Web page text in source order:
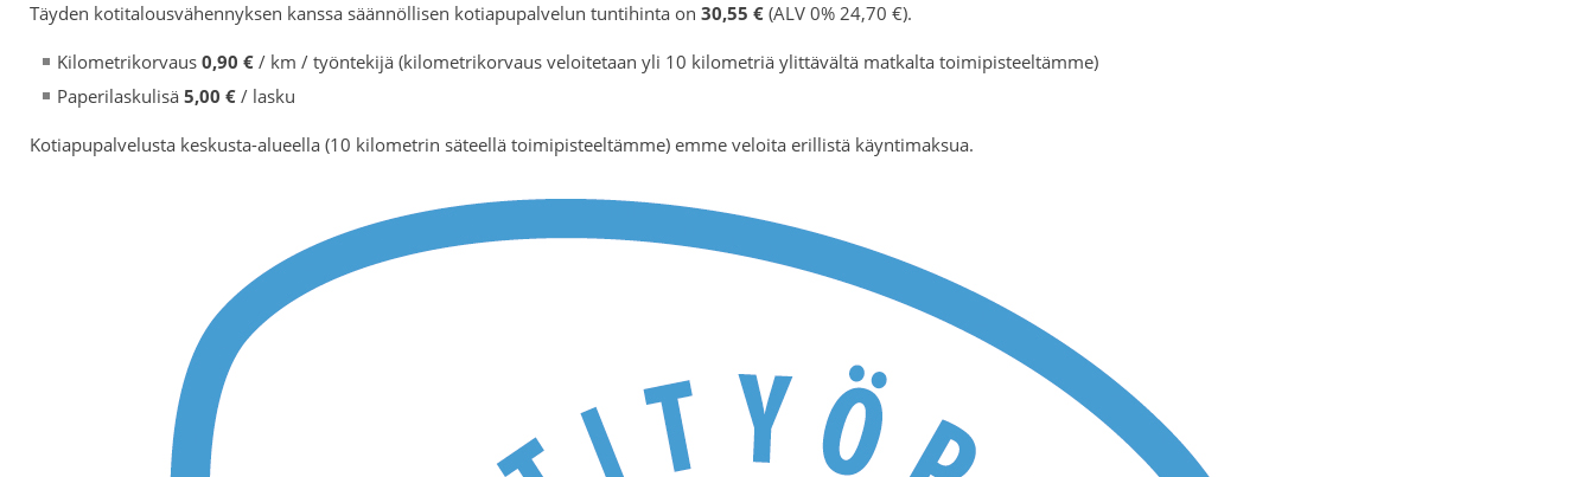
Täyden kotitalousvähennyksen kanssa säännöllisen kotiapupalvelun tuntihinta on 30,55 € (ALV 0% 24,70 €).
Kilometrikorvaus 0,90 € / km / työntekijä (kilometrikorvaus veloitetaan yli 10 kilometriä ylittävältä matkalta toimipisteeltämme)
Paperilaskulisä 5,00 € / lasku
Kotiapupalvelusta keskusta-alueella (10 kilometrin säteellä toimipisteeltämme) emme veloita erillistä käyntimaksua.